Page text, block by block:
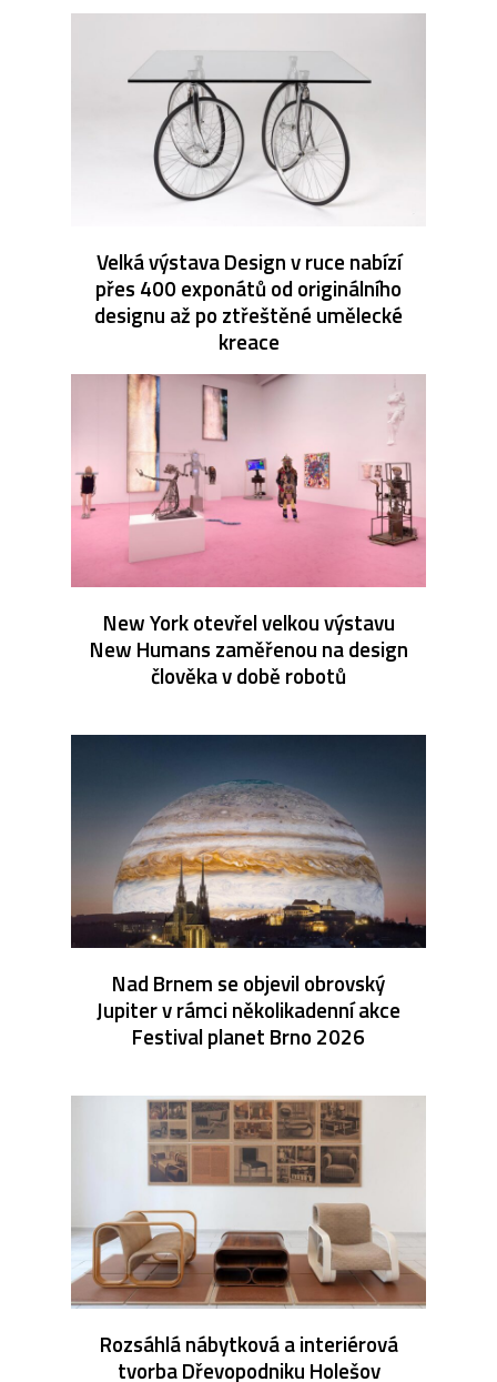
Velká výstava Design v ruce nabízí
přes 400 exponátů od originálního
designu až po ztřeštěné umělecké
kreace
New York otevřel velkou výstavu
New Humans zaměřenou na design
člověka v době robotů
Nad Brnem se objevil obrovský
Jupiter v rámci několikadenní akce
Festival planet Brno 2026
Rozsáhlá nábytková a interiérová
tvorba Dřevopodniku Holešov